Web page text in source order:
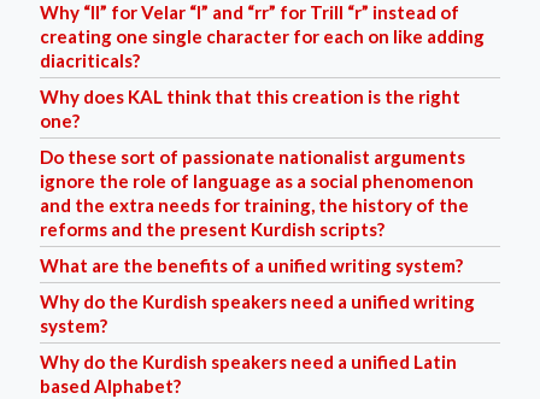
Why “ll” for Velar “l” and “rr” for Trill “r” instead of
creating one single character for each on like adding
diacriticals?
Why does KAL think that this creation is the right
one?
Do these sort of passionate nationalist arguments
ignore the role of language as a social phenomenon
and the extra needs for training, the history of the
reforms and the present Kurdish scripts?
What are the benefits of a unified writing system?
Why do the Kurdish speakers need a unified writing
system?
Why do the Kurdish speakers need a unified Latin
based Alphabet?